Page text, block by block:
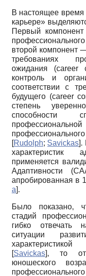
В настоящее время
карьере»
Первый
второй компонент
требованиях
ожидания (career
контроль и
соответствии с
будущего (career
степень
способности
[Rudolph; Savickas].
характеристик
применяется
Адаптивности (
апробированная в
а].
Было показано,
стадий
гибко отвечать
ситуации
[Savickas], то
юношеского